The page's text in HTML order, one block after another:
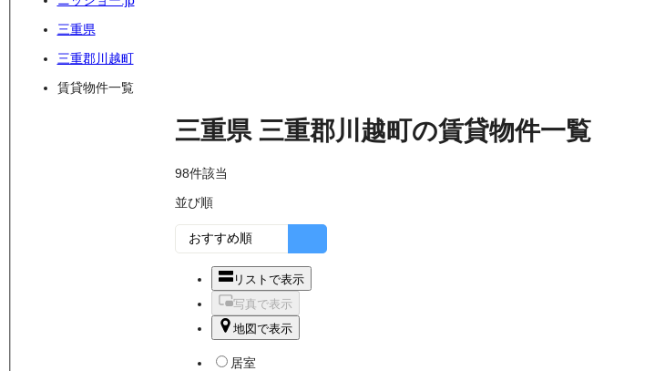
三重県
三重郡川越町
賃貸物件一覧
三重県 三重郡川越町の賃貸物件一覧
98件該当
並び順
リストで表示
写真で表示
地図で表示
居室